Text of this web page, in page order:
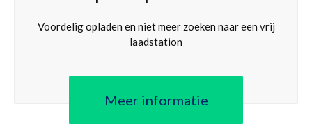
Voordelig opladen en niet meer zoeken naar een vrij
laadstation
Meer informatie